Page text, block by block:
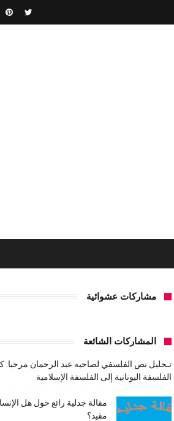
مشاركات عشوائية
المشاركات الشائعة
تـحليل نص الفلسفي لصاحبه عبد الرحمان مرحبا.
الفلسفة اليونانية إلى الفلسفة الإسلامية
مقالة جدلية رائع حول هل
مقيد؟